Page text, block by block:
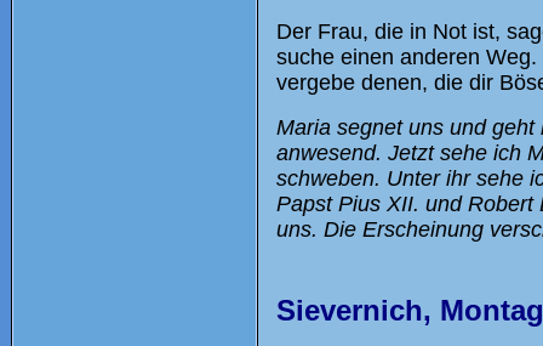
Der Frau, die in Not ist,
suche einen anderen
vergebe denen, die dir
Maria segnet uns und
anwesend. Jetzt sehe ich
schweben. Unter ihr sehe
Papst Pius XII. und Robert
uns. Die Erscheinung
Sievernich,